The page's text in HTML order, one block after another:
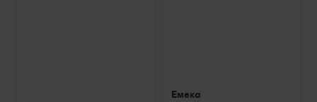
Емека